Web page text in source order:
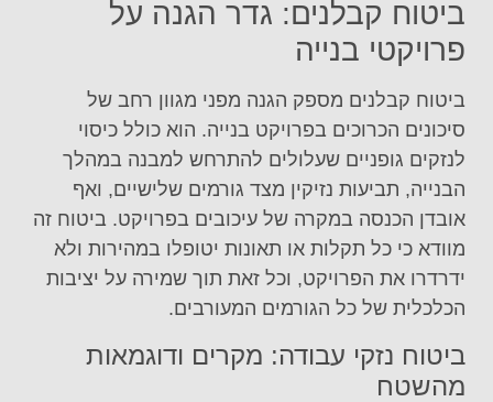
ביטוח קבלנים: גדר הגנה על
פרויקטי בנייה
ביטוח קבלנים מספק הגנה מפני מגוון רחב של
סיכונים הכרוכים בפרויקט בנייה. הוא כולל כיסוי
לנזקים גופניים שעלולים להתרחש למבנה במהלך
הבנייה, תביעות נזיקין מצד גורמים שלישיים, ואף
אובדן הכנסה במקרה של עיכובים בפרויקט. ביטוח זה
מוודא כי כל תקלות או תאונות יטופלו במהירות ולא
ידרדרו את הפרויקט, וכל זאת תוך שמירה על יציבות
הכלכלית של כל הגורמים המעורבים.
ביטוח נזקי עבודה: מקרים ודוגמאות
מהשטח